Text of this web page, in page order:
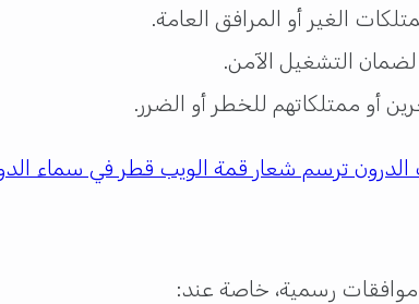
الغير أو المرافق العامة.
لضمان التشغيل الآمن.
أو ممتلكاتهم للخطر أو الضرر.
الدرون ترسم شعار قمة الويب قطر في سماء
رسمية، خاصة عند: